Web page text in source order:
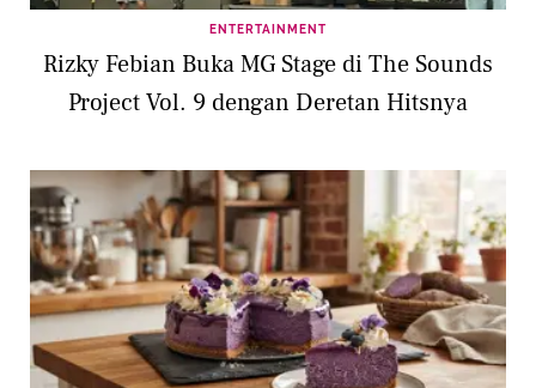
ENTERTAINMENT
Rizky Febian Buka MG Stage di The Sounds
Project Vol. 9 dengan Deretan Hitsnya